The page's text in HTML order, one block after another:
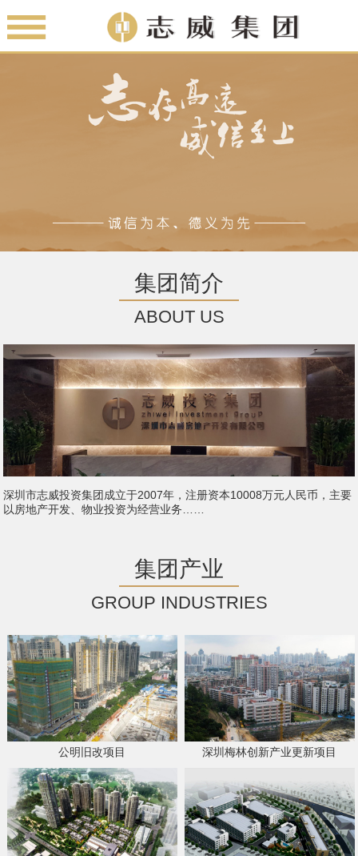
集团简介
ABOUT US
深圳市志威投资集团成立于2007年，注册资本10008万元人民币，主要
以房地产开发、物业投资为经营业务……
集团产业
GROUP INDUSTRIES
公明旧改项目 深圳梅林创新产业更新项目